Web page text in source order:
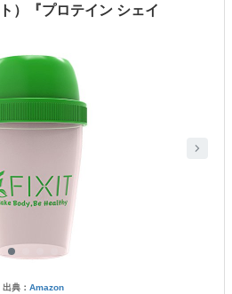
）『プロテイン シェイ
出典： Amazon